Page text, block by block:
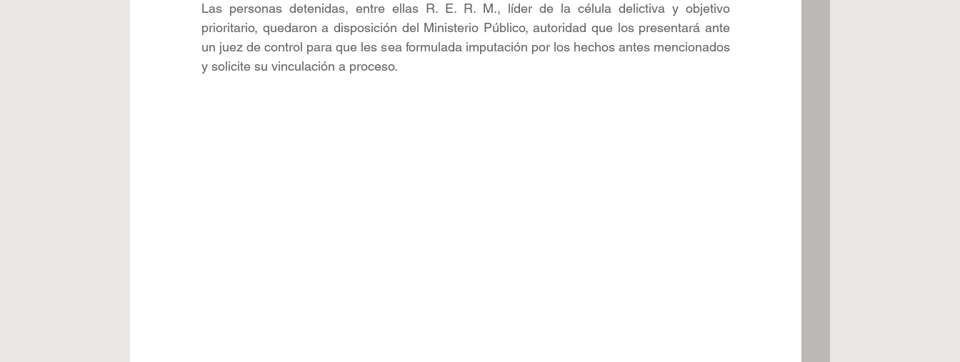
Las personas detenidas, entre ellas R. E. R. M., líder de la célula delictiva y objetivo
prioritario, quedaron a disposición del Ministerio Público, autoridad que los presentará ante
un juez de control para que les sea formulada imputación por los hechos antes mencionados
y solicite su vinculación a proceso.